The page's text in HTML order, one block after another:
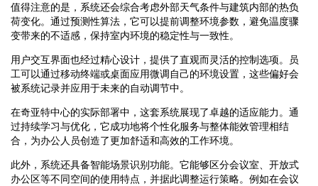
值得注意的是，系统还会综合考虑外部天气条件与建筑内部的热负
荷变化。通过预测性算法，它可以提前调整环境参数，避免温度骤
变带来的不适感，保持室内环境的稳定性与一致性。
用户交互界面也经过精心设计，提供了直观而灵活的控制选项。员
工可以通过移动终端或桌面应用微调自己的环境设置，这些偏好会
被系统记录并应用于未来的自动调节中。
在奇亚特中心的实际部署中，这套系统展现了卓越的适应能力。通
过持续学习与优化，它成功地将个性化服务与整体能效管理相结
合，为办公人员创造了更加舒适和高效的工作环境。
此外，系统还具备智能场景识别功能。它能够区分会议室、开放式
办公区等不同空间的使用特点，并据此调整运行策略。例如在会议